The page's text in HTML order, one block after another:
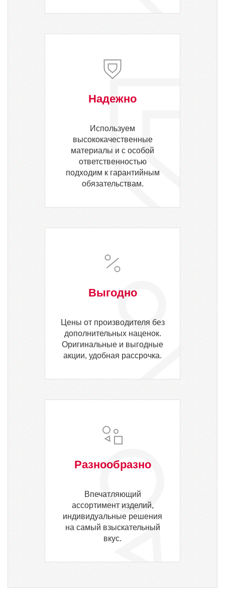
Надежно
Используем
высококачественные
материалы и с особой
ответственностью
подходим к гарантийным
обязательствам.
Выгодно
Цены от производителя без
дополнительных наценок.
Оригинальные и выгодные
акции, удобная рассрочка.
Разнообразно
Впечатляющий
ассортимент изделий,
индивидуальные решения
на самый взыскательный
вкус.